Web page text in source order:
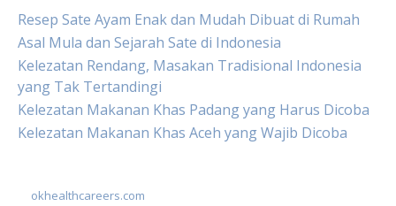
Resep Sate Ayam Enak dan Mudah Dibuat di Rumah
Asal Mula dan Sejarah Sate di Indonesia
Kelezatan Rendang, Masakan Tradisional Indonesia
yang Tak Tertandingi
Kelezatan Makanan Khas Padang yang Harus Dicoba
Kelezatan Makanan Khas Aceh yang Wajib Dicoba
okhealthcareers.com